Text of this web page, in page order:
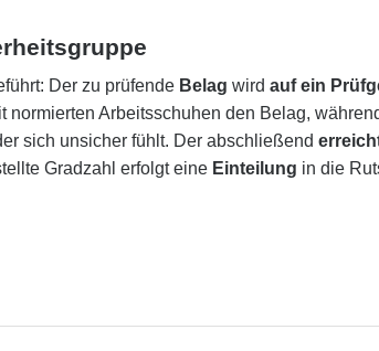
Der zu prüfende Belag wird auf ein
normierten Arbeitsschuhen den Belag,
sich unsicher fühlt. Der abschließend
Gradzahl erfolgt eine Einteilung in die